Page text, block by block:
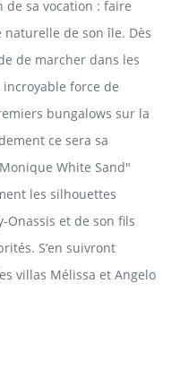
de sa vocation : faire
de son île. Dès
de marcher dans les
incroyable force de
bungalows sur la
ce sera sa
White Sand"
les silhouettes
Onassis et de son fils
S’en suivront
villas Mélissa et Angelo